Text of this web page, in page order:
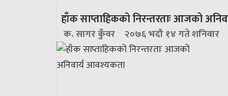
हाँक साप्ताहिकको निरन्तरताः आजको
क. सागर कुँवर २०७६ भदौ १४ गते शनिवार